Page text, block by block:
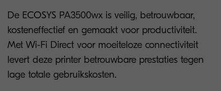
De ECOSYS PA3500wx is veilig, betrouwbaar,
kosteneffectief en gemaakt voor productiviteit.
Met Wi-Fi Direct voor moeiteloze connectiviteit
levert deze printer betrouwbare prestaties tegen
lage totale gebruikskosten.